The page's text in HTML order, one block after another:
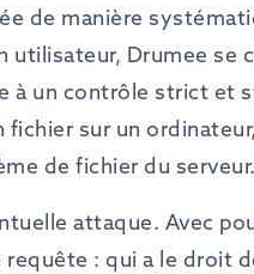
de manière
utilisateur, Drumee se
à un contrôle strict et
sur un
de fichier du serveur.
attaque. Avec
: qui a le droit